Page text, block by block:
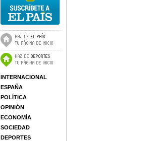
INTERNACIONAL
ESPAÑA
POLÍTICA
OPINIÓN
ECONOMÍA
SOCIEDAD
DEPORTES